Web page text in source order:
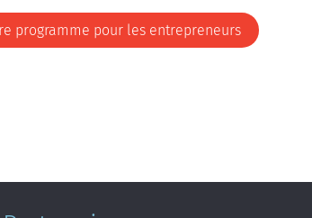
programme pour les entrepreneurs